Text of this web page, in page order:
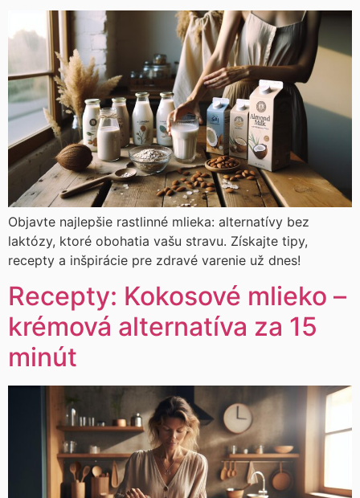
Objavte najlepšie rastlinné mlieka: alternatívy bez
laktózy, ktoré obohatia vašu stravu. Získajte tipy,
recepty a inšpirácie pre zdravé varenie už dnes!
Recepty: Kokosové mlieko –
krémová alternatíva za 15
minút